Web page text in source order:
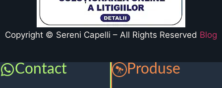
Copyright © Sereni Capelli – All Rights Reserved Blog
Contact Produse